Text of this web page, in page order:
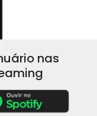
nas